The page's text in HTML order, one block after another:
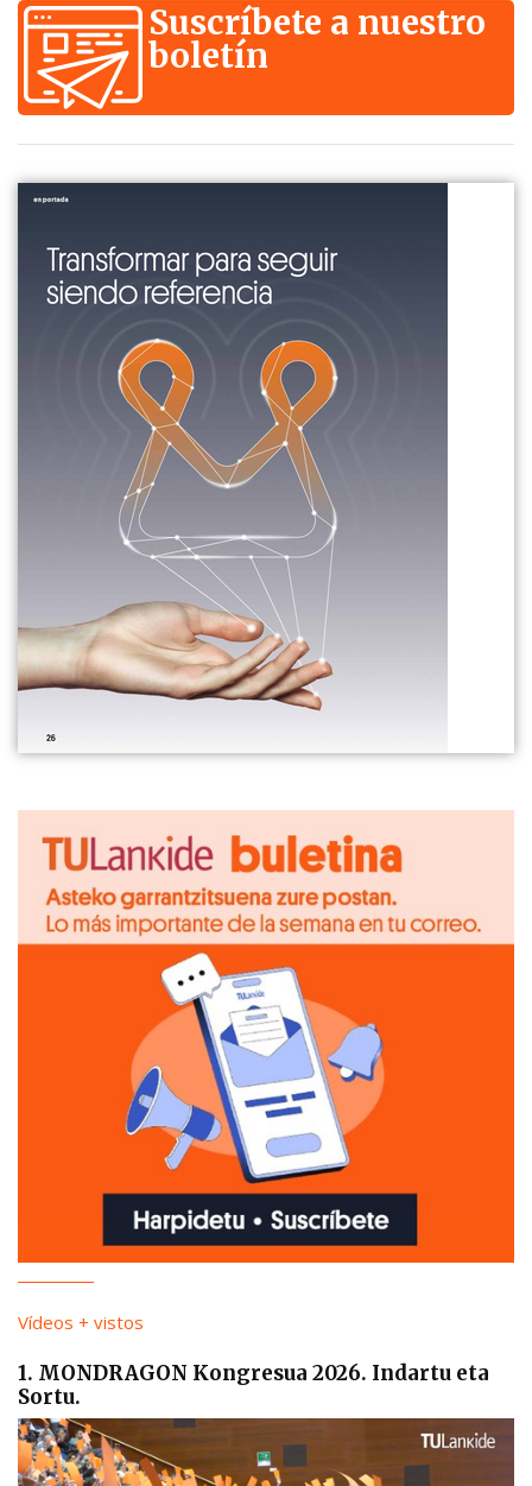
Suscríbete a nuestro
boletín
Vídeos + vistos
1. MONDRAGON Kongresua 2026. Indartu eta
Sortu.